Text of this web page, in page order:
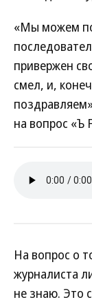
«Мы можем
привержен
смел, и,
на вопрос «Ъ
На вопрос о
журналиста
не знаю. Это